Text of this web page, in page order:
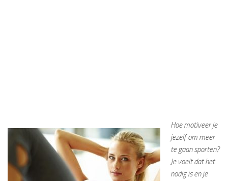
Hoe motiveer je
jezelf om meer
te gaan sporten?
Je voelt dat het
nodig is en je